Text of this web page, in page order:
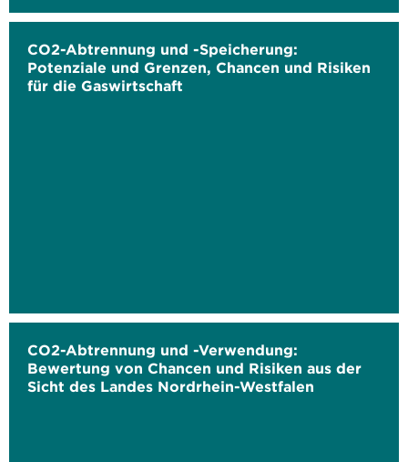
CO2-Abtrennung und -Speicherung:
Potenziale und Grenzen, Chancen und Risiken
für die Gaswirtschaft
CO2-Abtrennung und -Verwendung:
Bewertung von Chancen und Risiken aus der
Sicht des Landes Nordrhein-Westfalen